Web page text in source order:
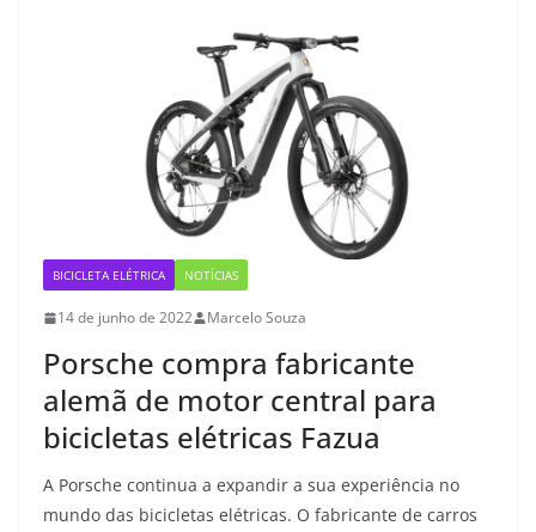
BICICLETA ELÉTRICA NOTÍCIAS
14 de junho de 2022 Marcelo Souza
Porsche compra fabricante
alemã de motor central para
bicicletas elétricas Fazua
A Porsche continua a expandir a sua experiência no
mundo das bicicletas elétricas. O fabricante de carros